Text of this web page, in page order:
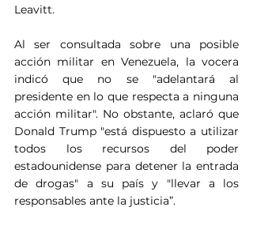
Leavitt.
Al ser consultada sobre una posible
acción militar en Venezuela, la vocera
indicó que no se "adelantará al
presidente en lo que respecta a ninguna
acción militar". No obstante, aclaró que
Donald Trump "está dispuesto a utilizar
todos los recursos del poder
estadounidense para detener la entrada
de drogas" a su país y "llevar a los
responsables ante la justicia”.